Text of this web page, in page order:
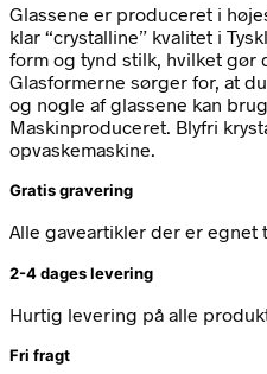
Glassene er produceret i
klar “crystalline” kvalitet i
form og tynd stilk, hvilket gør
Glasformerne sørger for, at
og nogle af glassene kan
Maskinproduceret. Blyfri
opvaskemaskine.
Gratis gravering
Alle gaveartikler der er egnet
2-4 dages levering
Hurtig levering på alle
Fri fragt